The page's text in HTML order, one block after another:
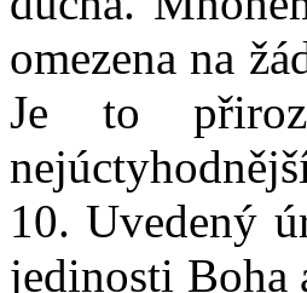
omezena na
Je to
10. Uvedený
jedinosti Boha